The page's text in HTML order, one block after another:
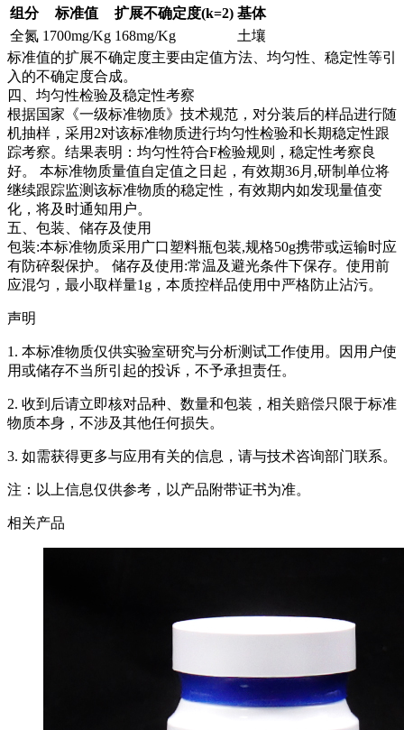
组分 标准值 扩展不确定度(k=2) 基体
全氮 1700mg/Kg 168mg/Kg
土壤
标准值的扩展不确定度主要由定值方法、均匀性、稳定性等引
入的不确定度合成。
四、均匀性检验及稳定性考察
根据国家《一级标准物质》技术规范，对分装后的样品进行随
机抽样，采用2对该标准物质进行均匀性检验和长期稳定性跟
踪考察。结果表明：均匀性符合F检验规则，稳定性考察良
好。 本标准物质量值自定值之日起，有效期36月,研制单位将
继续跟踪监测该标准物质的稳定性，有效期内如发现量值变
化，将及时通知用户。
五、包装、储存及使用
包装:本标准物质采用广口塑料瓶包装,规格50g携带或运输时应
有防碎裂保护。 储存及使用:常温及避光条件下保存。使用前
应混匀，最小取样量1g，本质控样品使用中严格防止沾污。
声明
1. 本标准物质仅供实验室研究与分析测试工作使用。因用户使
用或储存不当所引起的投诉，不予承担责任。
2. 收到后请立即核对品种、数量和包装，相关赔偿只限于标准
物质本身，不涉及其他任何损失。
3. 如需获得更多与应用有关的信息，请与技术咨询部门联系。
注：以上信息仅供参考，以产品附带证书为准。
相关产品